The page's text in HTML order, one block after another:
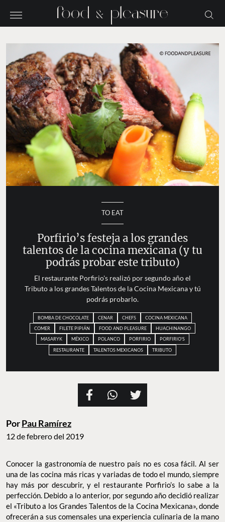
TO EAT
Porfirio’s festeja a los grandes
talentos de la cocina mexicana (y tu
podrás probar este tributo)
El restaurante Porfirio's realizó por segundo año el
Tributo a los grandes Talentos de la Cocina Mexicana y tú
podrás probarlo.
BOMBA DE CHOCOLATE CENAR CHEFS
COCINA MEXICANA
COMER
FILETE PIPIÁN FOOD AND PLEASURE
HUACHINANGO
MASARYK
MÉXICO POLANCO PORFIRIO
PORFIRIO'S
RESTAURANTE
TALENTOS MEXICANOS TRIBUTO
PorPau Ramírez
12 de febrero del 2019
Conocer la gastronomía de nuestro país no es cosa fácil. Al ser
una de las cocina más ricas y variadas de todo el mundo, siempre
hay más por descubrir, y el restaurante Porfirio’s lo sabe a la
perfección. Debido a lo anterior, por segundo año decidió realizar
el «Tributo a los Grandes Talentos de la Cocina Mexicana», donde
ofrecerán a sus comensales una experiencia culinaria de la mano